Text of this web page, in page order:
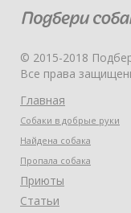
© 2015-2018
Все права
Главная
Собаки в добрые руки
Найдена собака
Пропала собака
Приюты
Статьи